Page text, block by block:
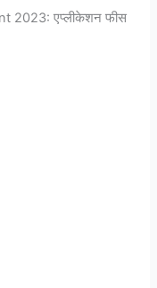
2023: एप्लीकेशन फीस